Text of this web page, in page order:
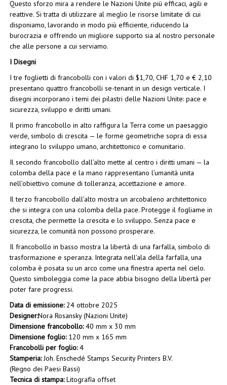
Questo sforzo mira a rendere le Nazioni Unite più efficaci, agili e
reattive. Si tratta di utilizzare al meglio le risorse limitate di cui
disponiamo, lavorando in modo più efficiente, riducendo la
burocrazia e offrendo un migliore supporto sia al nostro personale
che alle persone a cui serviamo.
I Disegni
I tre foglietti di francobolli con i valori di $1,70, CHF 1,70 e € 2,10
presentano quattro francobolli se-tenant in un design verticale. I
disegni incorporano i temi dei pilastri delle Nazioni Unite: pace e
sicurezza, sviluppo e diritti umani.
Il primo francobollo in alto raffigura la Terra come un paesaggio
verde, simbolo di crescita — le forme geometriche sopra di essa
integrano lo sviluppo umano, architettonico e comunitario.
Il secondo francobollo dall’alto mette al centro i diritti umani — la
colomba della pace e la mano rappresentano l’umanità unita
nell’obiettivo comune di tolleranza, accettazione e amore.
Il terzo francobollo dall’alto mostra un arcobaleno architettonico
che si integra con una colomba della pace. Protegge il fogliame in
crescita, che permette la crescita e lo sviluppo. Senza pace e
sicurezza, le comunità non possono prosperare.
Il francobollo in basso mostra la libertà di una farfalla, simbolo di
trasformazione e speranza. Integrata nell’ala della farfalla, una
colomba è posata su un arco come una finestra aperta nel cielo.
Questo simboleggia come la pace abbia bisogno della libertà per
poter fare progressi.
Data di emissione:24 ottobre 2025
Designer:Nora Rosansky (Nazioni Unite)
Dimensione francobollo:40 mm x 30 mm
Dimensione foglio:120 mm x 165 mm
Francobolli per foglio:4
Stamperia:Joh. Enschedé Stamps Security Printers B.V.
(Regno dei Paesi Bassi)
Tecnica di stampa:Litografía offset